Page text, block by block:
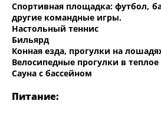
Спортивная площадка: футбол,
другие командные игры.
Настольный теннис
Бильярд
Конная езда, прогулки на
Велосипедные прогулки в
Сауна с бассейном
Питание: